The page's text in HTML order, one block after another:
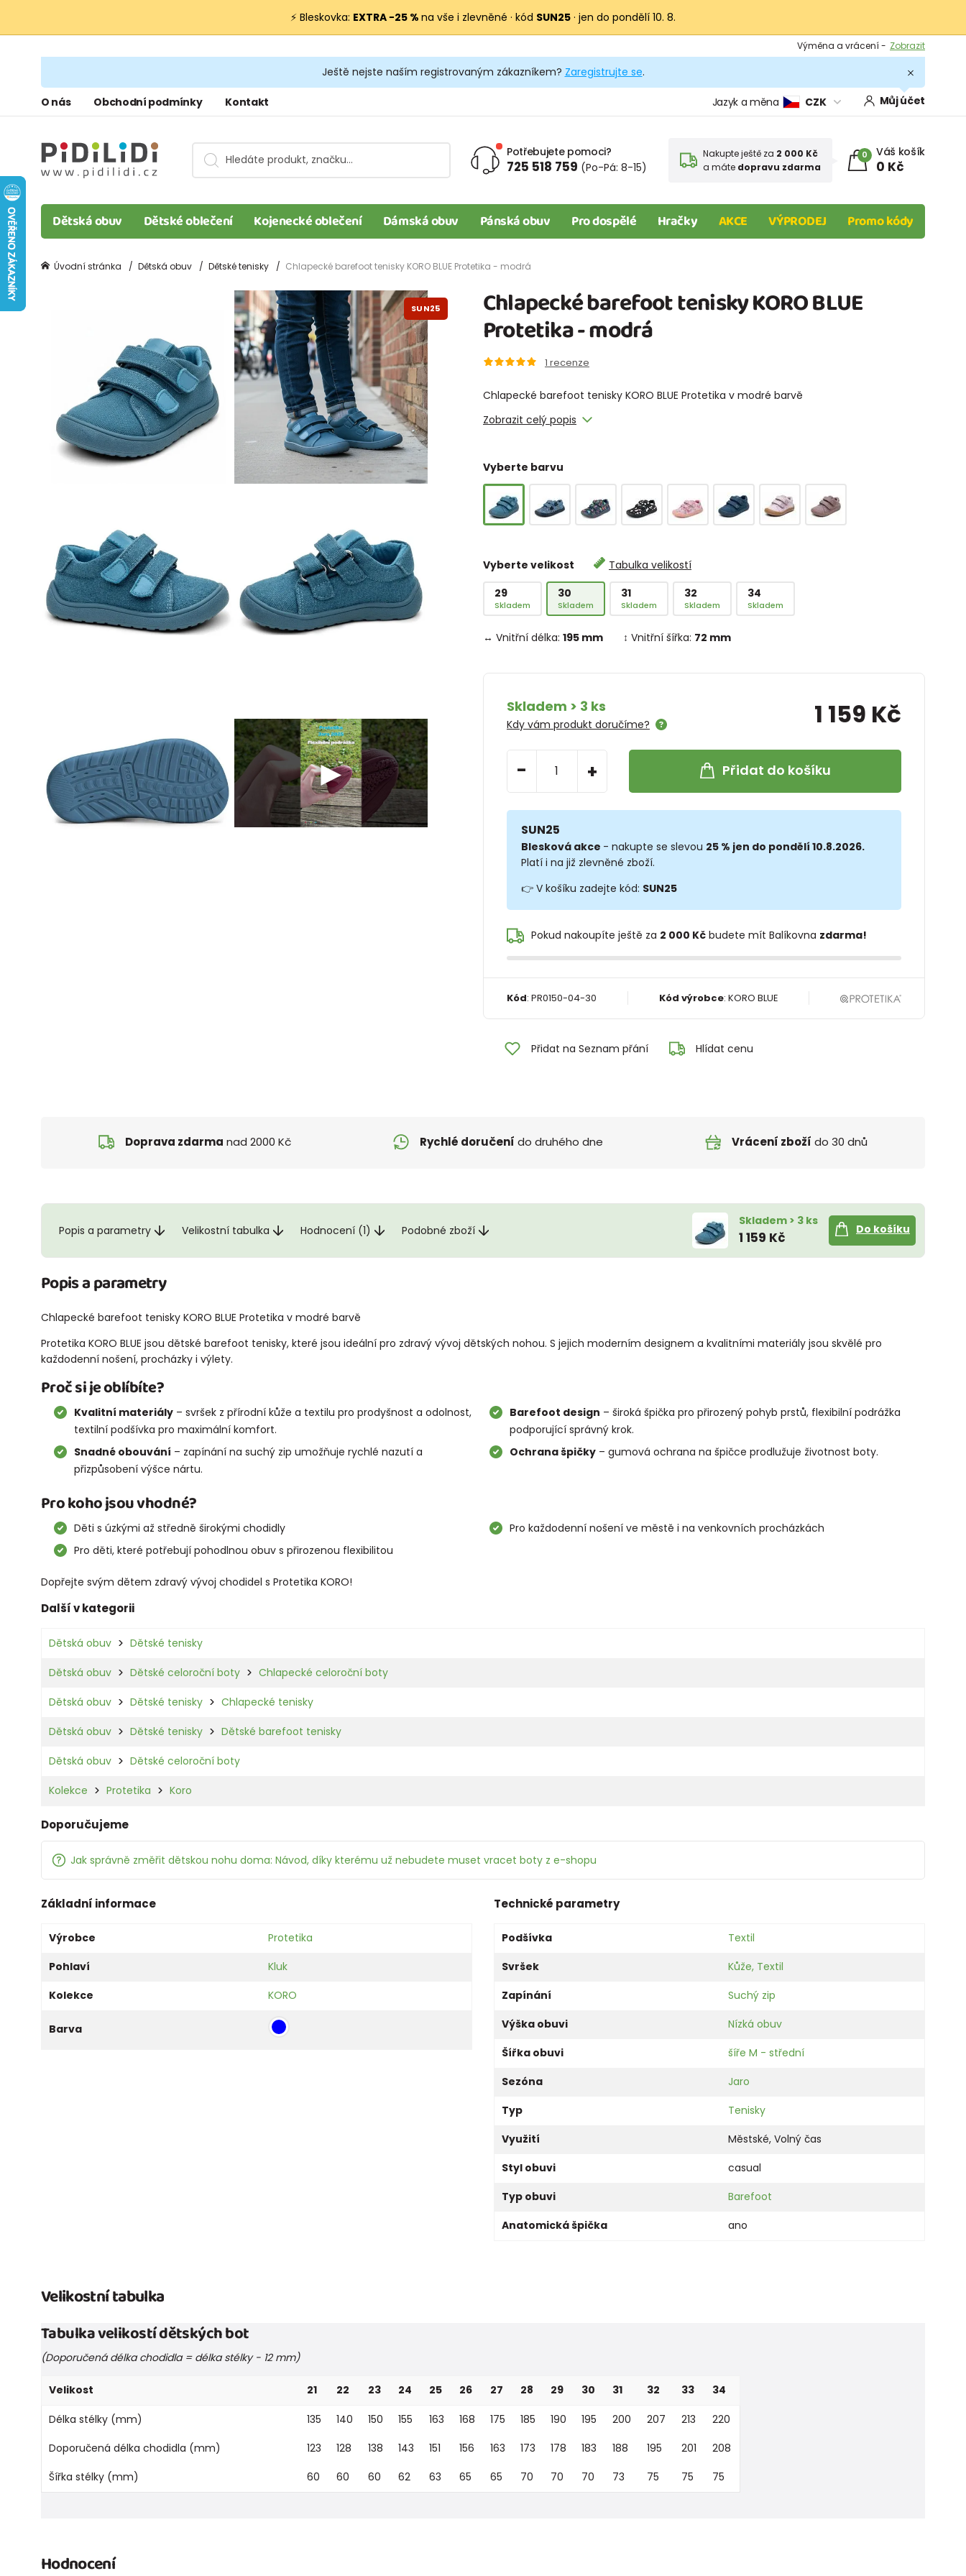
⚡ Bleskovka: EXTRA −25 % na vše i zlevněné · kód SUN25 · jen do pondělí 10. 8.
Výměna a vrácení - Zobrazit
Podmínky
Ještě nejste naším registrovaným zákazníkem? Zaregistrujte se.
O nás Obchodní podmínky Kontakt Jazyk a měna CZK Můj účet
Potřebujete pomoci?
725 518 759 (Po-Pá: 8-15)
Nakupte ještě za 2 000 Kč
a máte dopravu zdarma
0 Váš košík
0 Kč
Dětská obuv Dětské oblečení Kojenecké oblečení Dámská obuv Pánská obuv Pro dospělé Hračky AKCE VÝPRODEJ Promo kódy
Úvodní stránka Dětská obuv Dětské tenisky Chlapecké barefoot tenisky KORO BLUE Protetika - modrá
Chlapecké barefoot tenisky KORO BLUE
Protetika - modrá
1 recenze
Chlapecké barefoot tenisky KORO BLUE Protetika v modré barvě
Zobrazit celý popis
Vyberte barvu
Vyberte velikost
Tabulka velikostí
29
Skladem
30
Skladem
31
Skladem
32
Skladem
34
Skladem
↔ Vnitřní délka: 195 mm ↕ Vnitřní šířka: 72 mm
Skladem > 3 ks
Kdy vám produkt doručíme? 1 159 Kč
- + Přidat do košíku
SUN25
Blesková akce - nakupte se slevou 25 % jen do pondělí 10.8.2026.
Platí i na již zlevněné zboží.
👉 V košíku zadejte kód: SUN25
Pokud nakoupíte ještě za 2 000 Kčbudete mít Balíkovna zdarma!
Kód: PR0150-04-30 Kód výrobce: KORO BLUE
Přidat na Seznam přání Hlídat cenu
SUN25
Doprava zdarma nad 2000 Kč Rychlé doručení do druhého dne Vrácení zboží do 30 dnů
Popis a parametry Velikostní tabulka Hodnocení (1) Podobné zboží
Skladem > 3 ks
1 159 Kč
Do košíku
Popis a parametry
Chlapecké barefoot tenisky KORO BLUE Protetika v modré barvě
Protetika KORO BLUE jsou dětské barefoot tenisky, které jsou ideální pro zdravý vývoj dětských nohou. S jejich moderním designem a kvalitními materiály jsou skvělé pro
každodenní nošení, procházky i výlety.
Proč si je oblíbíte?
Kvalitní materiály– svršek z přírodní kůže a textilu pro prodyšnost a odolnost,
textilní podšívka pro maximální komfort.
Barefoot design – široká špička pro přirozený pohyb prstů, flexibilní podrážka
podporující správný krok.
Snadné obouvání – zapínání na suchý zip umožňuje rychlé nazutí a
přizpůsobení výšce nártu.
Ochrana špičky– gumová ochrana na špičce prodlužuje životnost boty.
Pro koho jsou vhodné?
Děti s úzkými až středně širokými chodidly
Pro každodenní nošení ve městě i na venkovních procházkách
Pro děti, které potřebují pohodlnou obuv s přirozenou flexibilitou
Dopřejte svým dětem zdravý vývoj chodidel s Protetika KORO!
Další v kategorii
Dětská obuv Dětské tenisky
Dětská obuv Dětské celoroční boty Chlapecké celoroční boty
Dětská obuv Dětské tenisky Chlapecké tenisky
Dětská obuv Dětské tenisky Dětské barefoot tenisky
Dětská obuv Dětské celoroční boty
Kolekce Protetika Koro
Doporučujeme
Jak správně změřit dětskou nohu doma: Návod, díky kterému už nebudete muset vracet boty z e-shopu
Základní informace
Výrobce
Protetika
Pohlaví
Kluk
Kolekce
KORO
Barva
Technické parametry
Podšívka
Textil
Svršek
Kůže, Textil
Zapínání
Suchý zip
Výška obuvi
Nízká obuv
Šířka obuvi
šíře M - střední
Sezóna
Jaro
Typ
Tenisky
Využití
Městské, Volný čas
Styl obuvi
casual
Typ obuvi
Barefoot
Anatomická špička
ano
Velikostní tabulka
Tabulka velikostí dětských bot
(Doporučená délka chodidla = délka stélky - 12 mm)
Velikost 21 22 23 24 25 26 27 28 29 30 31 32 33 34
Délka stélky (mm) 135 140 150 155 163 168 175 185 190 195 200 207 213
220
Doporučená délka chodidla (mm)
123 128 138 143 151 156 163 173 178 183 188 195 201
208
Šířka stélky (mm)
60 60 60 62 63 65 65 70 70 70 73 75 75 75
Hodnocení